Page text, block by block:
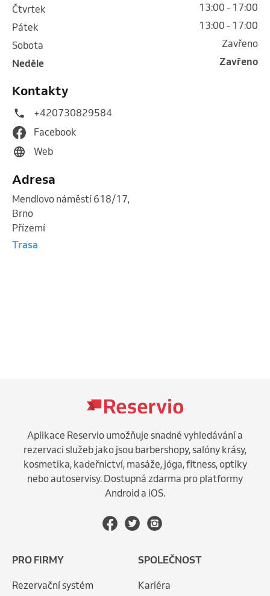
čtvrtek
13:00 - 17:00
pátek
13:00 - 17:00
sobota
Zavřeno
neděle
Zavřeno
Kontakty
+420730829584
Facebook
Web
Adresa
Mendlovo náměstí 618/17,
Brno
Přízemí
Trasa
Aplikace Reservio umožňuje snadné vyhledávání a
rezervaci služeb jako jsou barbershopy, salóny krásy,
kosmetika, kadeřnictví, masáže, jóga, fitness, optiky
nebo autoservisy. Dostupná zdarma pro platformy
Android a iOS.
PRO FIRMY
Rezervační systém
SPOLEČNOST
Kariéra